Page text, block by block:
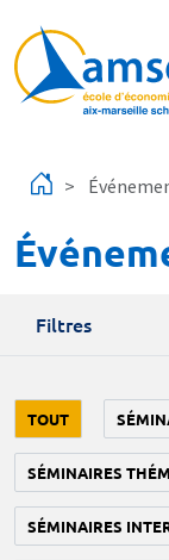
Filtres
TOUT
SÉMINAIRES
SÉMINAIRES